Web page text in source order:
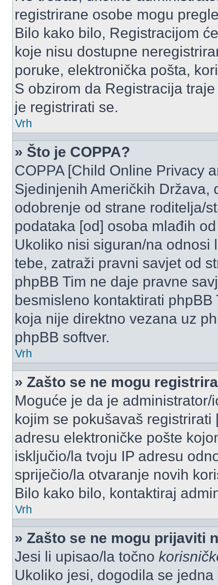
registrirane osobe mogu
Bilo kako bilo, Registracijom
koje nisu dostupne
poruke, elektronička pošta,
S obzirom da Registracija
je registrirati se.
Vrh
» Što je COPPA?
COPPA [Child Online Privacy
Sjedinjenih Američkih
odobrenje od strane roditelja/
podataka [od] osoba mlađih
Ukoliko nisi siguran/na odnosi
tebe, zatraži pravni savjet od
phpBB Tim ne daje pravne
besmisleno kontaktirati
koja nije direktno vezana uz
phpBB softver.
Vrh
» Zašto se ne mogu
Moguće je da je
kojim se pokušavaš
adresu elektroničke pošte
isključio/la tvoju IP adresu
spriječio/la otvaranje novih
Bilo kako bilo, kontaktiraj
Vrh
» Zašto se ne mogu prijaviti
Jesi li upisao/la točno
Ukoliko jesi, dogodila se